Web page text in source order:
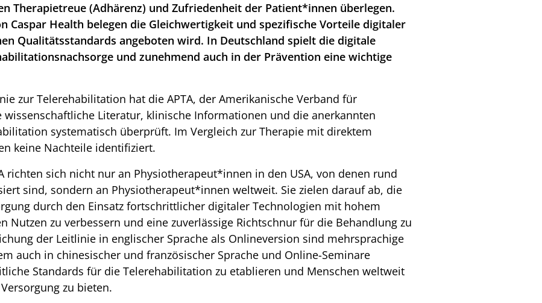
Therapietreue (Adhärenz) und Zufriedenheit der Patient*innen überlegen.
Caspar Health belegen die Gleichwertigkeit und spezifische Vorteile digitaler
Qualitätsstandards angeboten wird. In Deutschland spielt die digitale
und zunehmend auch in der Prävention eine wichtige
zur Telerehabilitation hat die APTA, der Amerikanische Verband für
wissenschaftliche Literatur, klinische Informationen und die anerkannten
systematisch überprüft. Im Vergleich zur Therapie mit direktem
keine Nachteile identifiziert.
richten sich nicht nur an Physiotherapeut*innen in den USA, von denen rund
sind, sondern an Physiotherapeut*innen weltweit. Sie zielen darauf ab, die
durch den Einsatz fortschrittlicher digitaler Technologien mit hohem
Nutzen zu verbessern und eine zuverlässige Richtschnur für die Behandlung zu
der Leitlinie in englischer Sprache als Onlineversion sind mehrsprachige
auch in chinesischer und französischer Sprache und Online-Seminare
Standards für die Telerehabilitation zu etablieren und Menschen weltweit
zu bieten.